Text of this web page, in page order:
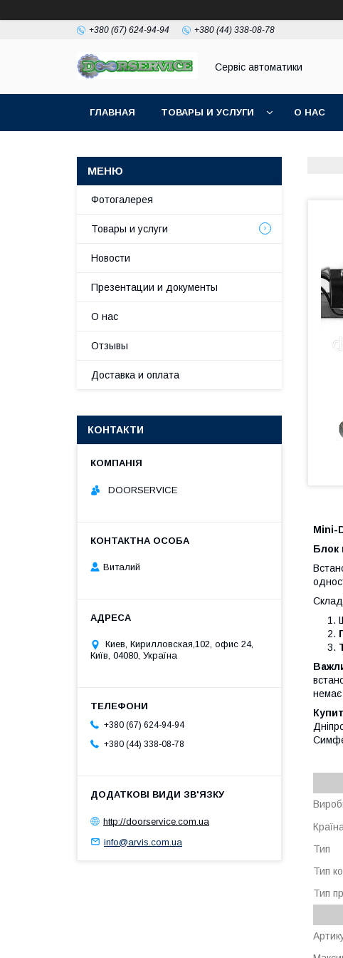
+380 (67) 624-94-94 +380 (44) 338-08-78
Сервіс автоматики
ГЛАВНАЯ ТОВАРЫ И УСЛУГИ О НАС
Mini-
Блок
Тип
Тип
Тип
Фотогалерея
Товары и услуги
Новости
Презентации и документы
О нас
Отзывы
Доставка и оплата
КОНТАКТИ
DOORSERVICE
Виталий
Киев, Кирилловская,102, офис 24,
Київ, 04080, Україна
+380 (67) 624-94-94
+380 (44) 338-08-78
http://doorservice.com.ua
info@arvis.com.ua